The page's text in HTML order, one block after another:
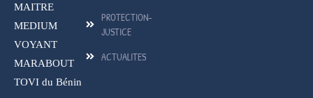
MAITRE
MEDIUM
VOYANT
MARABOUT
TOVI du Bénin
PROTECTION-
JUSTICE
ACTUALITES